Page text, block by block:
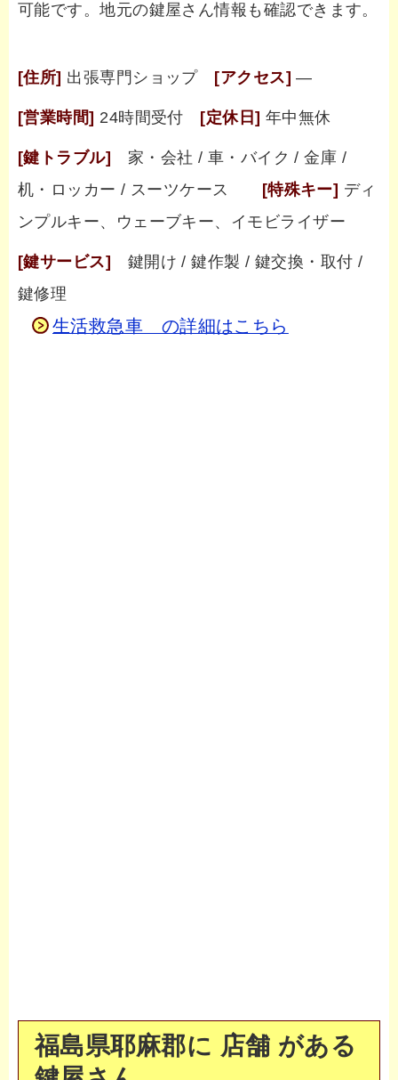
可能です。地元の鍵屋さん情報も確認できます。
[住所] 出張専門ショップ [アクセス] ―
[営業時間] 24時間受付 [定休日] 年中無休
[鍵トラブル]
家・会社 / 車・バイク / 金庫 /
机・ロッカー / スーツケース
[特殊キー] ディ
ンプルキー、ウェーブキー、イモビライザー
[鍵サービス]
鍵開け / 鍵作製 / 鍵交換・取付 /
鍵修理
生活救急車 の詳細はこちら
福島県耶麻郡に 店舗 がある